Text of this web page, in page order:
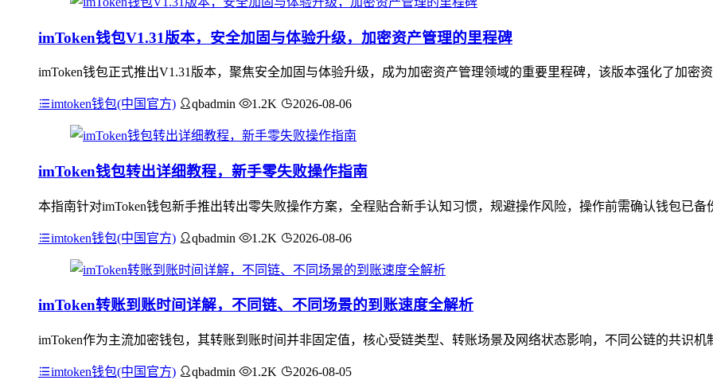
imToken钱包V1.31版本，安全加固与体验升级，加密资产管理的里程碑
imToken钱包正式推出V1.31版本，聚焦安全加固与体验升级，成为加密资产管理领域的重要里程碑，该版本强化了加密
imtoken钱包(中国官方) qbadmin 1.2K 2026-08-06
imToken钱包转出详细教程，新手零失败操作指南
本指南针对imToken钱包新手推出转出零失败操作方案，全程贴合新手认知习惯，规避操作风险，操作前需确认钱包已备
imtoken钱包(中国官方) qbadmin 1.2K 2026-08-06
imToken转账到账时间详解，不同链、不同场景的到账速度全解析
imToken作为主流加密钱包，其转账到账时间并非固定值，核心受链类型、转账场景及网络状态影响，不同公链的共识
imtoken钱包(中国官方) qbadmin 1.2K 2026-08-05